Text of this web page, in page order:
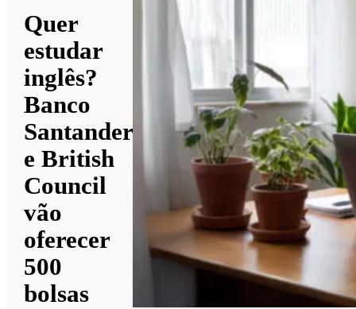
Quer
estudar
inglês?
Banco
Santander
e British
Council
vão
oferecer
500
bolsas